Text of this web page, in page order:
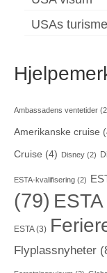
USAs turisme
Ambassadens ventetider
Amerikanske cruise
Cruise (4) Disney (2)
ESTA-kvalifisering (2)
(79)
ESTA(3)
Flyplassnyheter